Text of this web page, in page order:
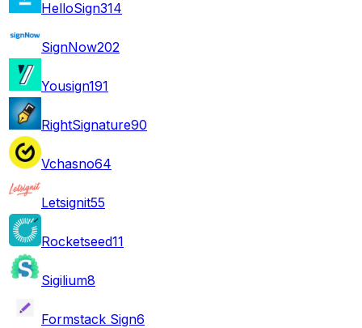
HelloSign314
SignNow202
Yousign191
RightSignature90
Vchasno64
Letsignit55
Rocketseed11
Sigilium8
Formstack Sign6